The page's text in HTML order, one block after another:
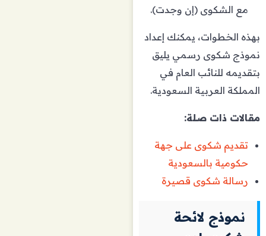
مع الشكوى (إن وجدت).
بهذه الخطوات، يمكنك إعداد
نموذج شكوى رسمي يليق
بتقديمه للنائب العام في
المملكة العربية السعودية.
مقالات ذات صلة:
تقديم شكوى على جهة
حكومية بالسعودية
رسالة شكوى قصيرة
نموذج لائحة